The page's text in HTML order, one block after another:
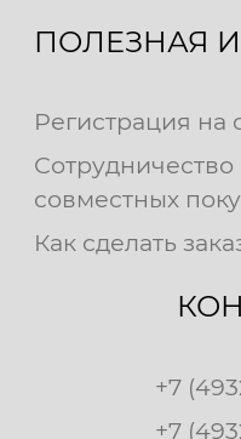
ПОЛЕЗНАЯ
Регистрация на
совместных
Как сделать
+7
+7